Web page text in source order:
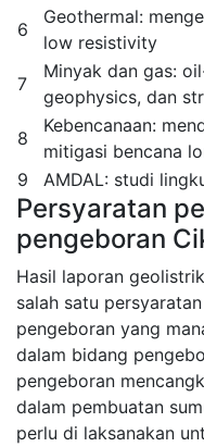
6
Geothermal:
low resistivity
7
Minyak dan gas:
geophysics, dan
8
Kebencanaan:
mitigasi bencana
9
AMDAL: studi
Persyaratan
pengeboran
Hasil laporan
salah satu
pengeboran yang
dalam bidang
pengeboran
dalam pembuatan
perlu di laksanakan